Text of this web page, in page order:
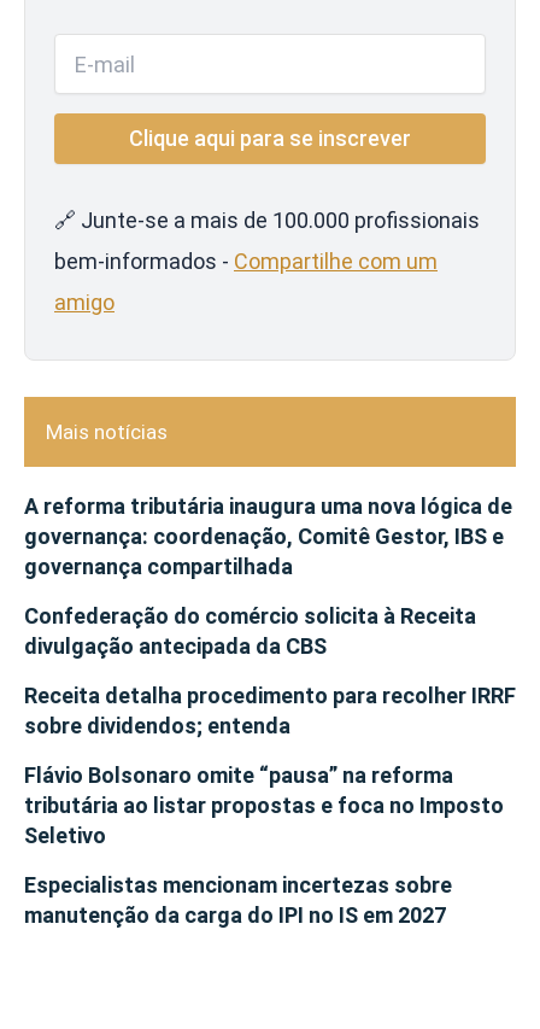
🔗 Junte-se a mais de 100.000 profissionais
bem-informados - Compartilhe com um
amigo
Mais notícias
A reforma tributária inaugura uma nova lógica de
governança: coordenação, Comitê Gestor, IBS e
governança compartilhada
Confederação do comércio solicita à Receita
divulgação antecipada da CBS
Receita detalha procedimento para recolher IRRF
sobre dividendos; entenda
Flávio Bolsonaro omite “pausa” na reforma
tributária ao listar propostas e foca no Imposto
Seletivo
Especialistas mencionam incertezas sobre
manutenção da carga do IPI no IS em 2027